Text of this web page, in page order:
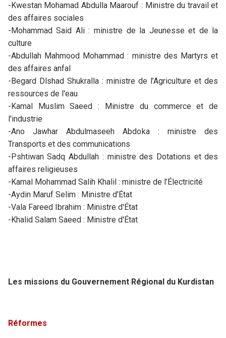
-Kwestan Mohamad Abdulla Maarouf : Ministre du travail et
des affaires sociales
-Mohammad Said Ali : ministre de la Jeunesse et de la
culture
-Abdullah Mahmood Mohammad : ministre des Martyrs et
des affaires anfal
-Begard Dlshad Shukralla : ministre de l’Agriculture et des
ressources de l'eau
-Kamal Muslim Saeed : Ministre du commerce et de
l'industrie
-Ano Jawhar Abdulmaseeh Abdoka : ministre des
Transports et des communications
-Pshtiwan Sadq Abdullah : ministre des Dotations et des
affaires religieuses
-Kamal Mohammad Salih Khalil : ministre de l’Électricité
-Aydin Maruf Selim : Ministre d'État
-Vala Fareed Ibrahim : Ministre d'État
-Khalid Salam Saeed : Ministre d'État
Les missions du Gouvernement Régional du Kurdistan
Réformes